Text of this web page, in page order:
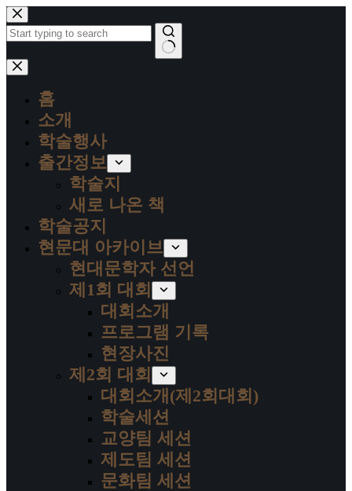
본
문
으
로
건
결
홈
소개
학술행사
출간정보
학술지
새로 나온 책
학술공지
현문대 아카이브
현대문학자 선언
제1회 대회
대회소개
프로그램 기록
현장사진
제2회 대회
대회소개(제2회대회)
학술세션
교양팀 세션
제도팀 세션
문화팀 세션